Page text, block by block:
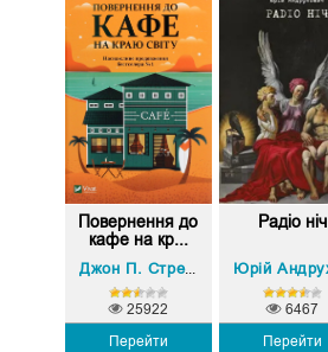
Повернення до
кафе на кр...
Джон П. Стрелекі
Перейти
25922
Радіо ніч
Перейти
6467